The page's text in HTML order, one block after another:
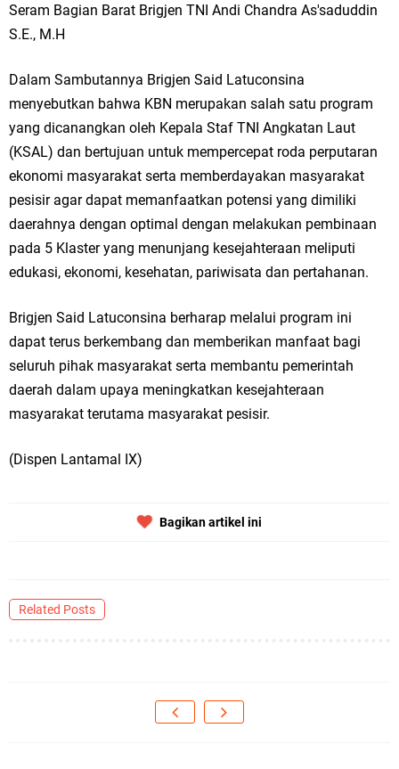
Seram Bagian Barat Brigjen TNI Andi Chandra As'saduddin
S.E., M.H
Dalam Sambutannya Brigjen Said Latuconsina
menyebutkan bahwa KBN merupakan salah satu program
yang dicanangkan oleh Kepala Staf TNI Angkatan Laut
(KSAL) dan bertujuan untuk mempercepat roda perputaran
ekonomi masyarakat serta memberdayakan masyarakat
pesisir agar dapat memanfaatkan potensi yang dimiliki
daerahnya dengan optimal dengan melakukan pembinaan
pada 5 Klaster yang menunjang kesejahteraan meliputi
edukasi, ekonomi, kesehatan, pariwisata dan pertahanan.
Brigjen Said Latuconsina berharap melalui program ini
dapat terus berkembang dan memberikan manfaat bagi
seluruh pihak masyarakat serta membantu pemerintah
daerah dalam upaya meningkatkan kesejahteraan
masyarakat terutama masyarakat pesisir.
(Dispen Lantamal IX)
Bagikan artikel ini
Related Posts